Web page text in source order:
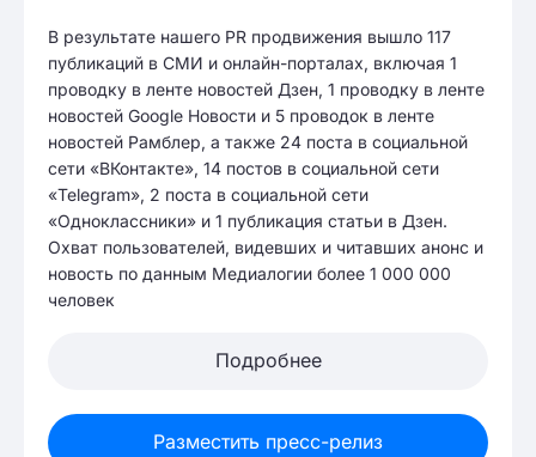
В результате нашего PR продвижения вышло 117
публикаций в СМИ и онлайн-порталах, включая 1
проводку в ленте новостей Дзен, 1 проводку в ленте
новостей Google Новости и 5 проводок в ленте
новостей Рамблер, а также 24 поста в социальной
сети «ВКонтакте», 14 постов в социальной сети
«Telegram», 2 поста в социальной сети
«Одноклассники» и 1 публикация статьи в Дзен.
Охват пользователей, видевших и читавших анонс и
новость по данным Медиалогии более 1 000 000
человек
Подробнее
Разместить пресс-релиз